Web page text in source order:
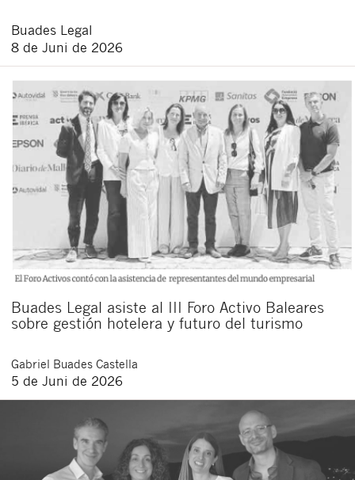
Buades Legal
8 de Juni de 2026
Buades Legal asiste al III Foro Activo Baleares
sobre gestión hotelera y futuro del turismo
Gabriel Buades Castella
5 de Juni de 2026